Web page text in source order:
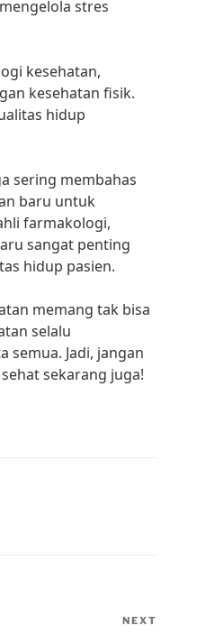
stres
kesehatan,
kesehatan fisik.
hidup
sering membahas
baru untuk
farmakologi,
sangat penting
hidup pasien.
memang tak bisa
selalu
Jadi, jangan
sekarang juga!
NEXT